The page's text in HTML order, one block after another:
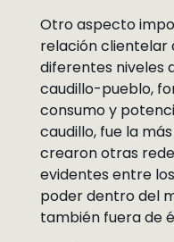
Otro aspecto
relación clientelar
diferentes niveles
caudillo-pueblo,
consumo y
caudillo, fue la
crearon otras
evidentes entre
poder dentro del
también fuera de